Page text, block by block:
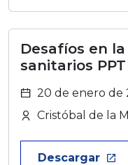
Desafíos en
sanitarios PPT
20 de enero de
Cristóbal de la
Descargar launch